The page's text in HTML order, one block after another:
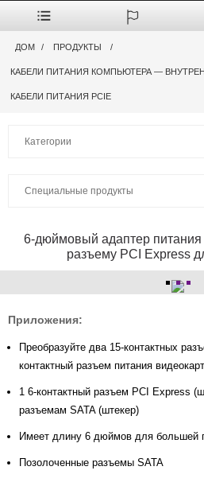
ДОМ ПРОДУКТЫ
КАБЕЛИ ПИТАНИЯ КОМПЬЮТЕРА —
КАБЕЛИ ПИТАНИЯ PCIE
Категории
Специальные продукты
6-дюймовый адаптер питания
разъему PCI Express
Приложения:
Преобразуйте два 15-контактных
контактный разъем питания
1 6-контактный разъем PCI Express
разъемам SATA (штекер)
Имеет длину 6 дюймов для большей
Позолоченные разъемы SATA